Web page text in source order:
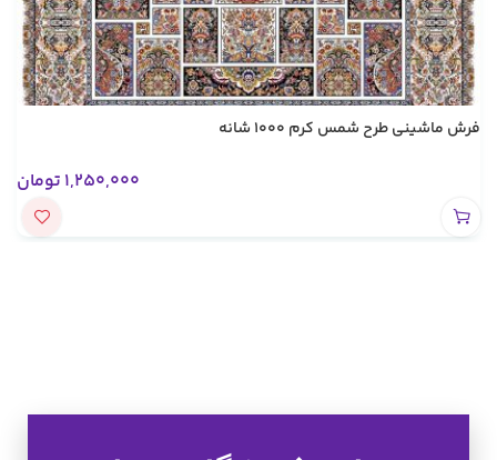
فرش ماشینی طرح شمس کرم 1000 شانه
1,250,000 تومان